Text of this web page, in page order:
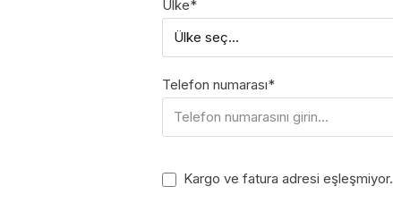
Ülke*
Telefon numarası*
Kargo ve fatura adresi eşleşmiyor.